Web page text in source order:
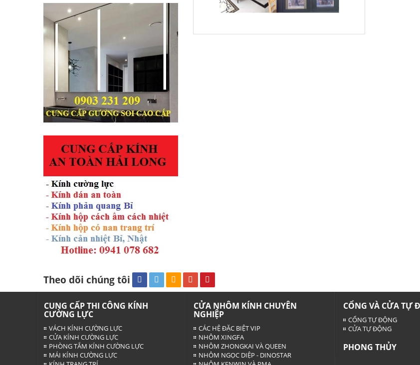
Theo dõi chúng tôi
CUNG CẤP THI CÔNG KÍNH
CƯỜNG LỰC
VÁCH KÍNH CƯỜNG LỰC
CỬA KÍNH CƯỜNG LỰC
PHÒNG TẮM KÍNH CƯỜNG LỰC
MÁI KÍNH CƯỜNG LỰC
CỬA NHÔM KÍNH CHUYÊN
NGHIỆP
CÁC HỆ ĐẶC BIỆT VIP
NHÔM XINGFA
NHÔM ZHONGKAI VÀ QUEEN
NHÔM NGỌC DIỆP - DINOSTAR
CỔNG VÀ CỬA TỰ
CỔNG TỰ ĐỘNG
CỬA TỰ ĐỘNG
PHONG THỦY